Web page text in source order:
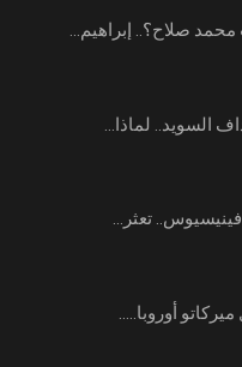
صلاح؟.. إبراهيم…
السويد.. لماذا…
تعثر…
أوروبا..…